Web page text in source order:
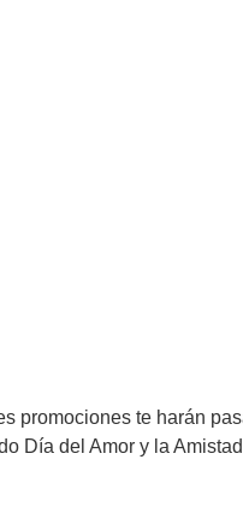
promociones te harán
Día del Amor y la